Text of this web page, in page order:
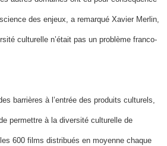
des enjeux, a remarqué Xavier Merlin,
culturelle n’était pas un problème franco-
barrières à l’entrée des produits culturels,
permettre à la diversité culturelle de
600 films distribués en moyenne chaque